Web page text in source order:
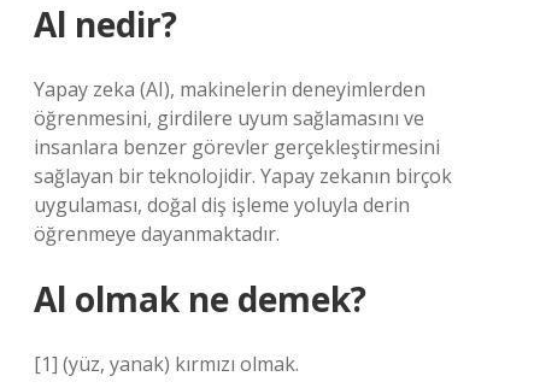
Al nedir?
Yapay zeka (AI), makinelerin deneyimlerden
öğrenmesini, girdilere uyum sağlamasını ve
insanlara benzer görevler gerçekleştirmesini
sağlayan bir teknolojidir. Yapay zekanın birçok
uygulaması, doğal diş işleme yoluyla derin
öğrenmeye dayanmaktadır.
Al olmak ne demek?
[1] (yüz, yanak) kırmızı olmak.